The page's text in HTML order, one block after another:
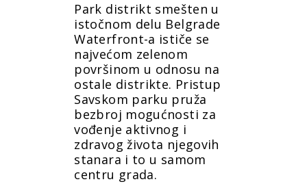
Park distrikt smešten u
istočnom delu Belgrade
Waterfront-a ističe se
najvećom zelenom
površinom u odnosu na
ostale distrikte. Pristup
Savskom parku pruža
bezbroj mogućnosti za
vođenje aktivnog i
zdravog života njegovih
stanara i to u samom
centru grada.